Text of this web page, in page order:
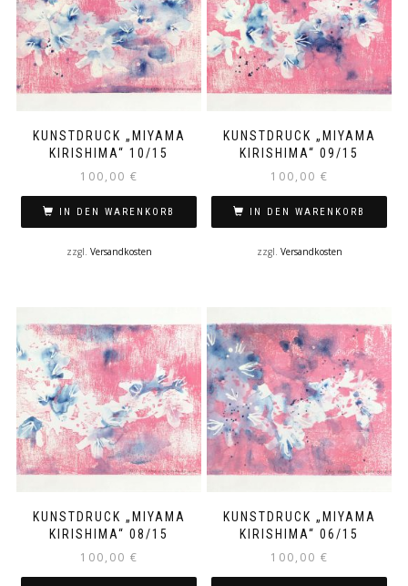
KUNSTDRUCK „MIYAMA
KIRISHIMA“ 10/15
100,00 €
IN DEN WARENKORB
zzgl. Versandkosten
KUNSTDRUCK „MIYAMA
KIRISHIMA“ 09/15
100,00 €
IN DEN WARENKORB
zzgl. Versandkosten
KUNSTDRUCK „MIYAMA
KIRISHIMA“ 08/15
100,00 €
KUNSTDRUCK „MIYAMA
KIRISHIMA“ 06/15
100,00 €